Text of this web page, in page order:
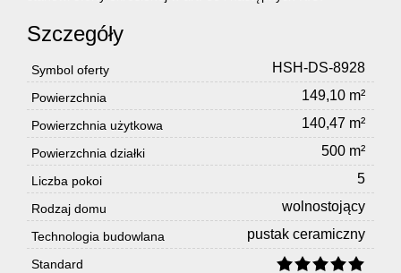
Szczegóły
Symbol oferty HSH-DS-8928
Powierzchnia 149,10 m²
Powierzchnia użytkowa 140,47 m²
Powierzchnia działki 500 m²
Liczba pokoi 5
Rodzaj domu wolnostojący
Technologia budowlana pustak ceramiczny
Standard